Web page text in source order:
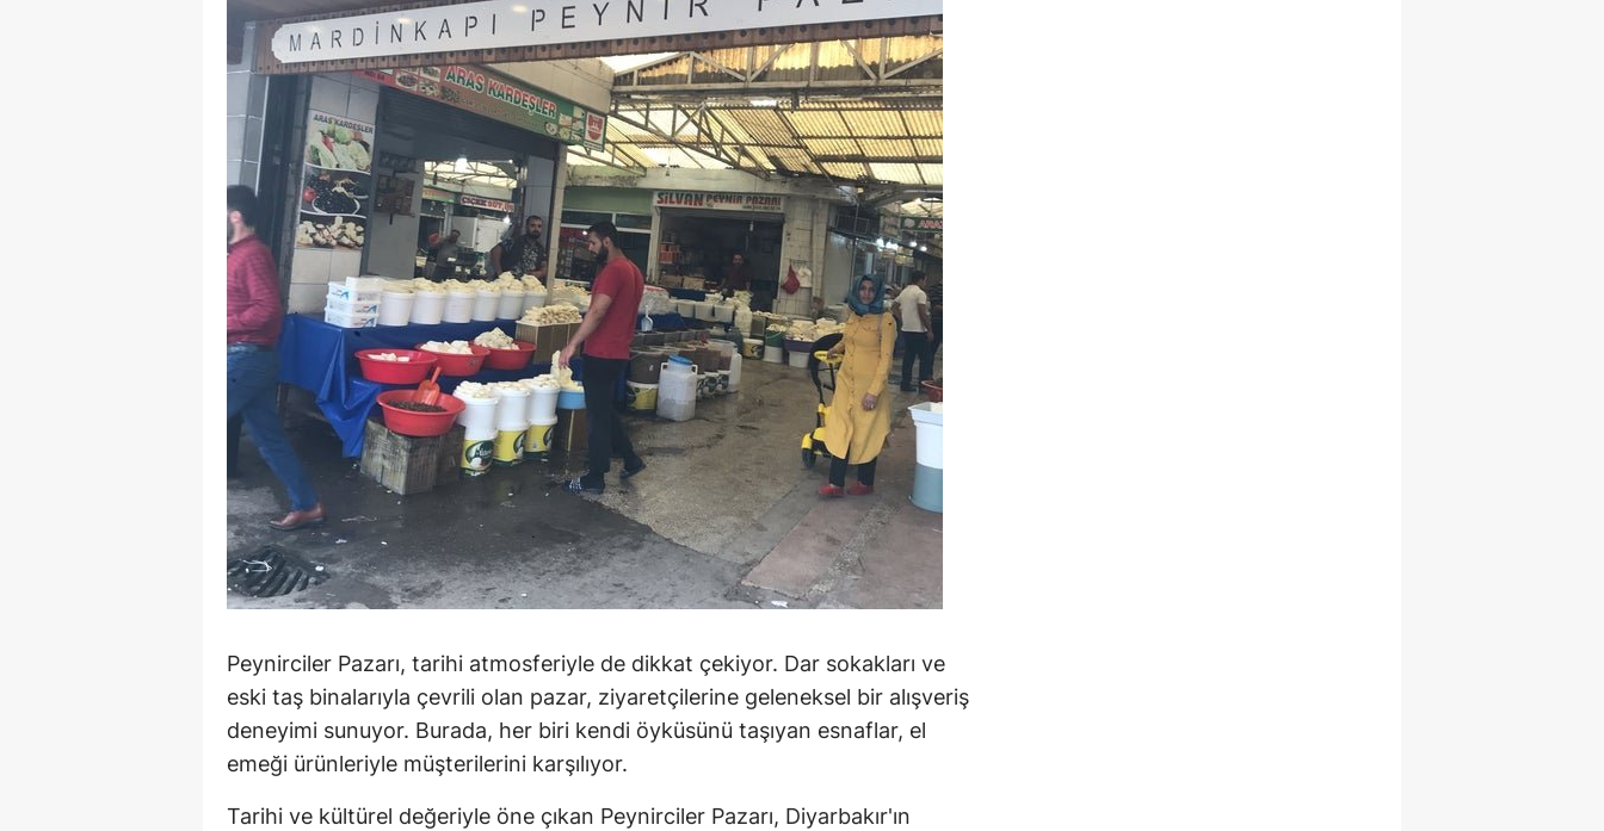
Peynirciler Pazarı, tarihi atmosferiyle de dikkat çekiyor. Dar sokakları ve
eski taş binalarıyla çevrili olan pazar, ziyaretçilerine geleneksel bir alışveriş
deneyimi sunuyor. Burada, her biri kendi öyküsünü taşıyan esnaflar, el
emeği ürünleriyle müşterilerini karşılıyor.
Tarihi ve kültürel değeriyle öne çıkan Peynirciler Pazarı, Diyarbakır'ın